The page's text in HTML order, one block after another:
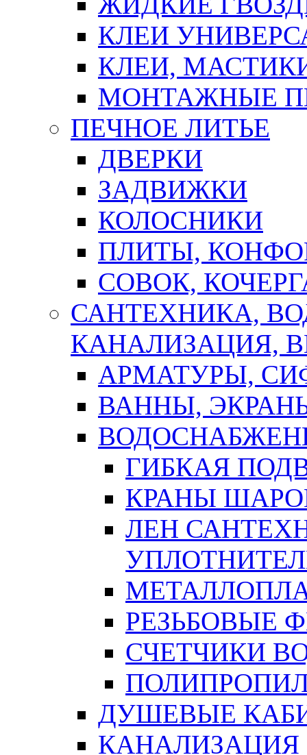
КЛЕИ
КЛЕИ,
МОНТАЖНЫЕ
ПЕЧНОЕ ЛИТЬЕ
ДВЕРКИ
ЗАДВИЖКИ
КОЛОСНИКИ
ПЛИТЫ,
СОВОК,
САНТЕХНИКА,
КАНАЛИЗАЦИЯ,
АРМАТУРЫ,
ВАННЫ,
ГИБКАЯ
КРАНЫ
ЛЕН
РЕЗЬБОВЫЕ
СЧЕТЧИКИ
ДУШЕВЫЕ
КАНАЛИЗАЦИЯ